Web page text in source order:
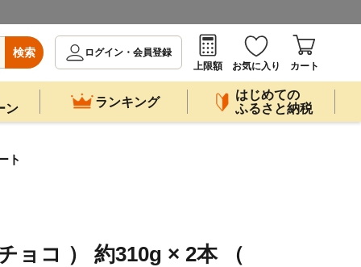
検索
ログイン・会員登録
上限額
お気に入り カート
ン
ランキング
はじめての
ふるさと納税
ト
ョコ ） 約310g × 2本 （